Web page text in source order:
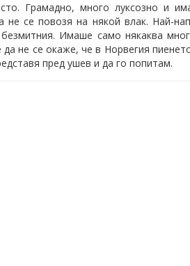
Грамадно, много луксозно и
не се повозя на някой влак. Най-
Имаше само някаква
не се окаже, че в Норвегия
пред ушев и да го попитам.